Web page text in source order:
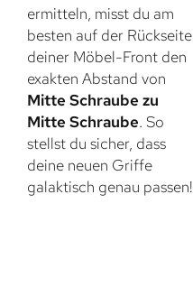
ermitteln, misst du am
besten auf der Rückseite
deiner Möbel-Front den
exakten Abstand von
Mitte Schraube zu
Mitte Schraube. So
stellst du sicher, dass
deine neuen Griffe
galaktisch genau passen!